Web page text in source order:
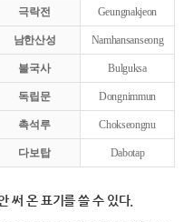
극락전 Geungnakjeon
남한산성 Namhansanseong
불국사 Bulguksa
독립문 Dongnimmun
촉석루 Chokseongnu
다보탑 Dabotap
써 온 표기를 쓸 수 있다.